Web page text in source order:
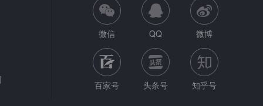
微信 QQ 微博
百家号 头条号 知乎号